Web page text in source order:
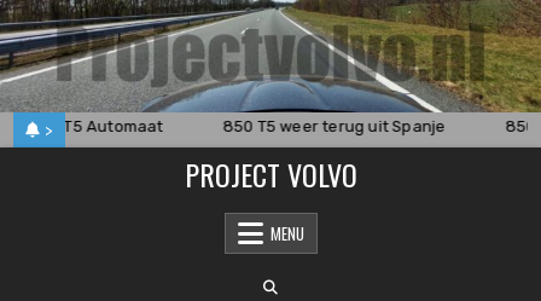
Skip
to
content
>
2.3 T5 Automaat 850 T5 weer terug uit Spanje 850
PROJECT VOLVO
MENU